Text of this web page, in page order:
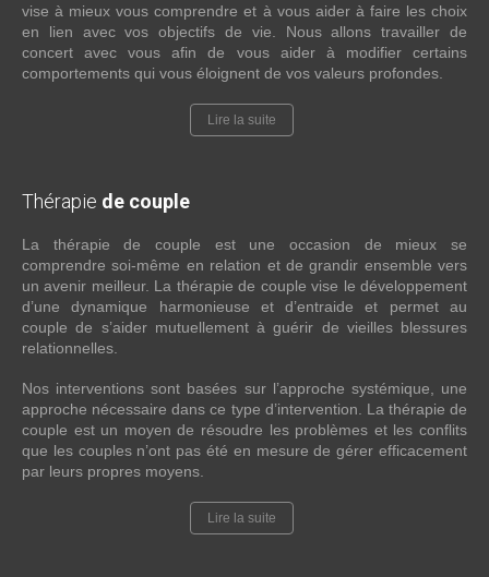
vise à mieux vous comprendre et à vous aider à faire les choix
en lien avec vos objectifs de vie. Nous allons travailler de
concert avec vous afin de vous aider à modifier certains
comportements qui vous éloignent de vos valeurs profondes.
Lire la suite
Thérapie de couple
La thérapie de couple est une occasion de mieux se
comprendre soi-même en relation et de grandir ensemble vers
un avenir meilleur. La thérapie de couple vise le développement
d’une dynamique harmonieuse et d’entraide et permet au
couple de s’aider mutuellement à guérir de vieilles blessures
relationnelles.
Nos interventions sont basées sur l’approche systémique, une
approche nécessaire dans ce type d’intervention. La thérapie de
couple est un moyen de résoudre les problèmes et les conflits
que les couples n’ont pas été en mesure de gérer efficacement
par leurs propres moyens.
Lire la suite